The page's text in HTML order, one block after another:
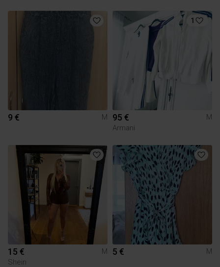
9 € M
1
95 €
M
Armani
15 €
M
Shein
5 € M